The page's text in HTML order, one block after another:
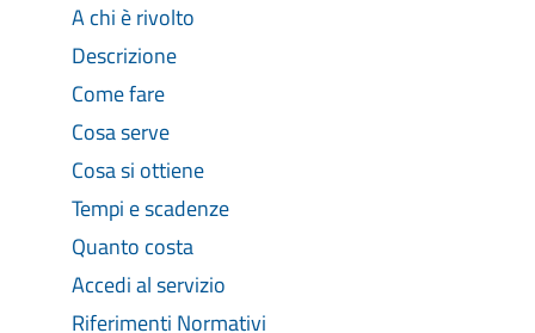
A chi è rivolto
Descrizione
Come fare
Cosa serve
Cosa si ottiene
Tempi e scadenze
Quanto costa
Accedi al servizio
Riferimenti Normativi